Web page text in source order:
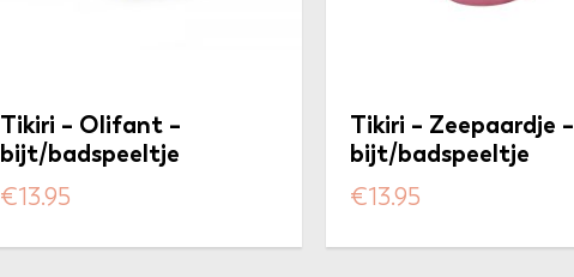
Tikiri – Olifant –
bijt/badspeeltje
€13.95
Tikiri – Zeepaardje –
bijt/badspeeltje
€13.95